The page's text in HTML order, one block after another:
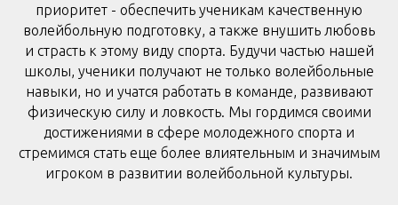
приоритет - обеспечить ученикам качественную
волейбольную подготовку, а также внушить любовь
и страсть к этому виду спорта. Будучи частью нашей
школы, ученики получают не только волейбольные
навыки, но и учатся работать в команде, развивают
физическую силу и ловкость. Мы гордимся своими
достижениями в сфере молодежного спорта и
стремимся стать еще более влиятельным и значимым
игроком в развитии волейбольной культуры.